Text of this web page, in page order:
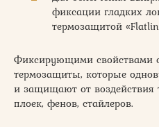
фиксации гладких
термозащитой
Фиксирующими свойствами
термозащиты, которые
и защищают от воздействия
плоек, фенов, стайлеров.